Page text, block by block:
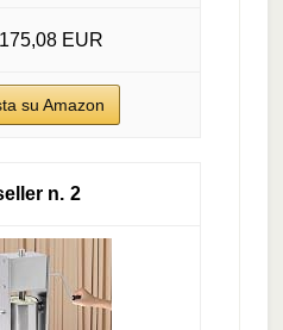
175,08 EUR
su Amazon
2